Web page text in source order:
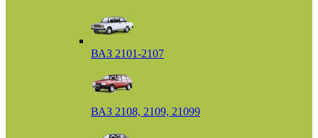
ВАЗ 2101-2107
ВАЗ 2108, 2109, 21099